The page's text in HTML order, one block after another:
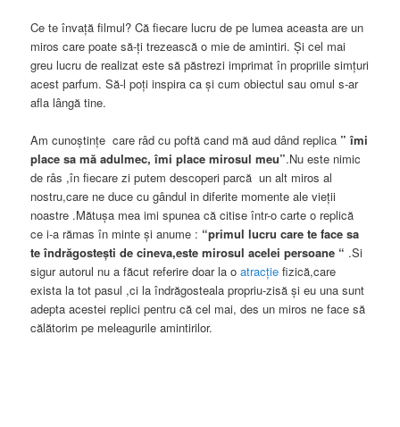
Ce te învață filmul? Că fiecare lucru de pe lumea aceasta are un
miros care poate să-ți trezească o mie de amintiri. Și cel mai
greu lucru de realizat este să păstrezi imprimat în propriile simțuri
acest parfum. Să-l poți inspira ca și cum obiectul sau omul s-ar
afla lângă tine.
Am cunoștințe care râd cu poftă cand mă aud dând replica ” îmi
place sa mă adulmec, îmi place mirosul meu”.Nu este nimic
de râs ,în fiecare zi putem descoperi parcă un alt miros al
nostru,care ne duce cu gândul in diferite momente ale vieții
noastre .Mătușa mea imi spunea că citise într-o carte o replică
ce i-a rămas în minte și anume : “primul lucru care te face sa
te îndrăgostești de cineva,este mirosul acelei persoane “ .Si
sigur autorul nu a făcut referire doar la oatracție fizică,care
exista la tot pasul ,ci la îndrăgosteala propriu-zisă și eu una sunt
adepta acestei replici pentru că cel mai, des un miros ne face să
călătorim pe meleagurile amintirilor.